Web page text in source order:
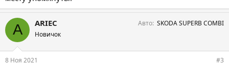
A ARIEC
Новичок
Авто SKODA SUPERB COMBI
8 Ноя 2021 #3